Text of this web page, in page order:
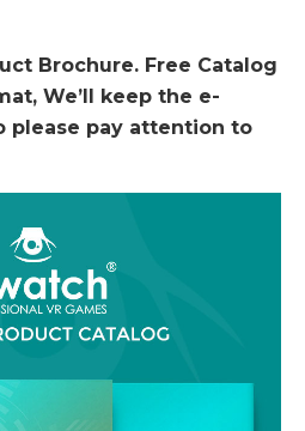
Brochure. Free Catalog
We’ll keep the e-
please pay attention to